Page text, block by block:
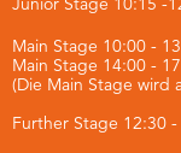
Main Stage 10:00 -
Main Stage 14:00 -
(Die Main Stage wird
Further Stage 12:30